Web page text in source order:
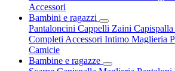
Accessori
Bambini e ragazzi
Pantaloncini Cappelli Zaini Capispalla
Completi Accessori Intimo Maglieria
Camicie
Bambine e ragazze